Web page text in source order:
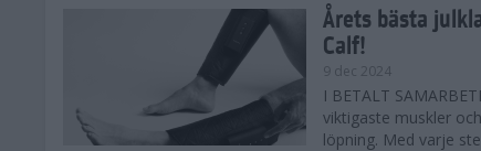
Årets bästa
Calf!
9 dec 2024
I BETALT
viktigaste muskler
löpning. Med varje